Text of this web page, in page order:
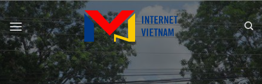
Chuyển
đến
nội
dung